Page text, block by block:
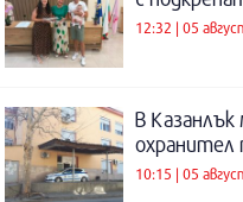
12:32 | 05
В Казанлък
охранител
10:15 | 05